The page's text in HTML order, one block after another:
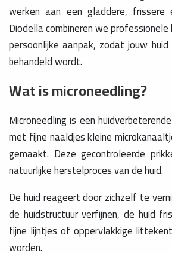
werken aan een gladdere, frissere
Diodella combineren we
persoonlijke aanpak, zodat jouw
behandeld wordt.
Wat is microneedling?
Microneedling is een
met fijne naaldjes kleine
gemaakt. Deze gecontroleerde
natuurlijke herstelproces van de huid.
De huid reageert door zichzelf te
de huidstructuur verfijnen, de huid
fijne lijntjes of oppervlakkige
worden.